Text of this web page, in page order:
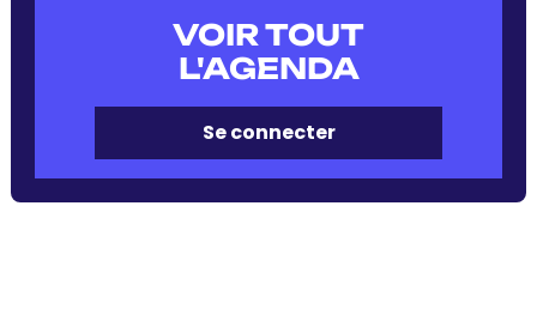
VOIR TOUT
L'AGENDA
Se connecter